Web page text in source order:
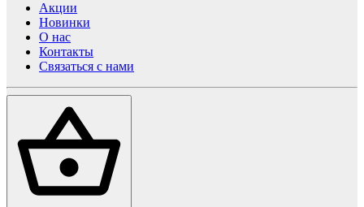
Акции
Новинки
О нас
Контакты
Связаться с нами